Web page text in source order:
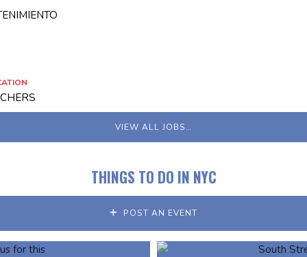
VIEW ALL JOBS…
THINGS TO DO IN NYC
POST AN EVENT